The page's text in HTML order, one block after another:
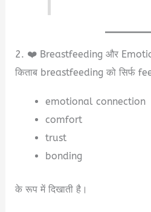
2. ❤️ Breastfeeding और
किताब breastfeeding को सिर्फ
emotional connection
comfort
trust
bonding
के रूप में दिखाती है।